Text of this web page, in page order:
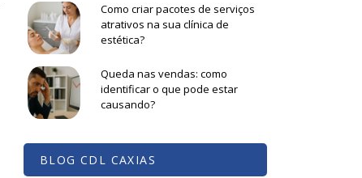
Como criar pacotes de serviços
atrativos na sua clínica de
estética?
Queda nas vendas: como
identificar o que pode estar
causando?
BLOG CDL CAXIAS